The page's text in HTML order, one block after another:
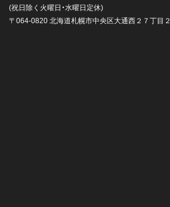
(祝日除く火曜日・水曜日定休)
〒064-0820 北海道札幌市中央区大通西２７丁目